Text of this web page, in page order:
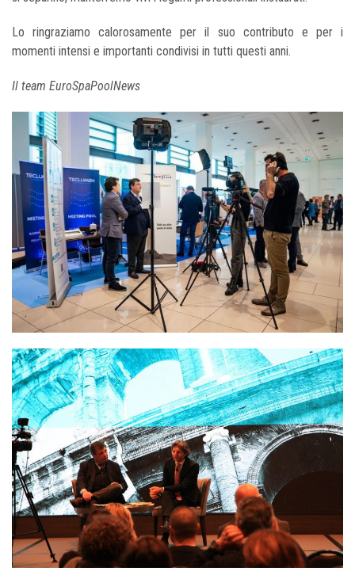
Lo ringraziamo calorosamente per il suo contributo e per i
momenti intensi e importanti condivisi in tutti questi anni.
Il team EuroSpaPoolNews